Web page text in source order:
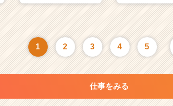
1 2 3 4 5
仕事をみる